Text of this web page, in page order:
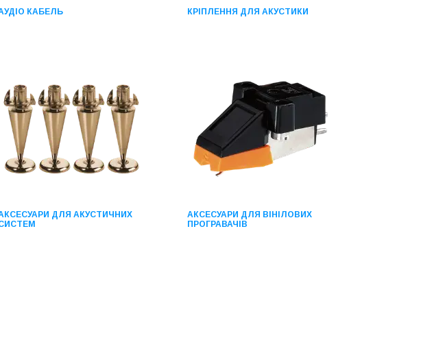
КАБЕЛЬ КРІПЛЕННЯ ДЛЯ АКУСТИКИ
ДЛЯ АКУСТИЧНИХ
АКСЕСУАРИ ДЛЯ ВІНІЛОВИХ
ПРОГРАВАЧІВ